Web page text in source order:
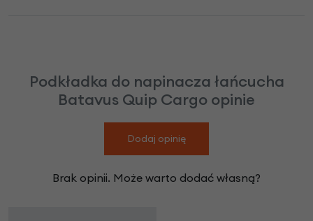
Podkładka do napinacza łańcucha
Batavus Quip Cargo opinie
Dodaj opinię
Brak opinii. Może warto dodać własną?